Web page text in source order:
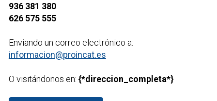
936 381 380
626 575 555
Enviando un correo electrónico a:
informacion@proincat.es
O visitándonos en: {*direccion_completa*}